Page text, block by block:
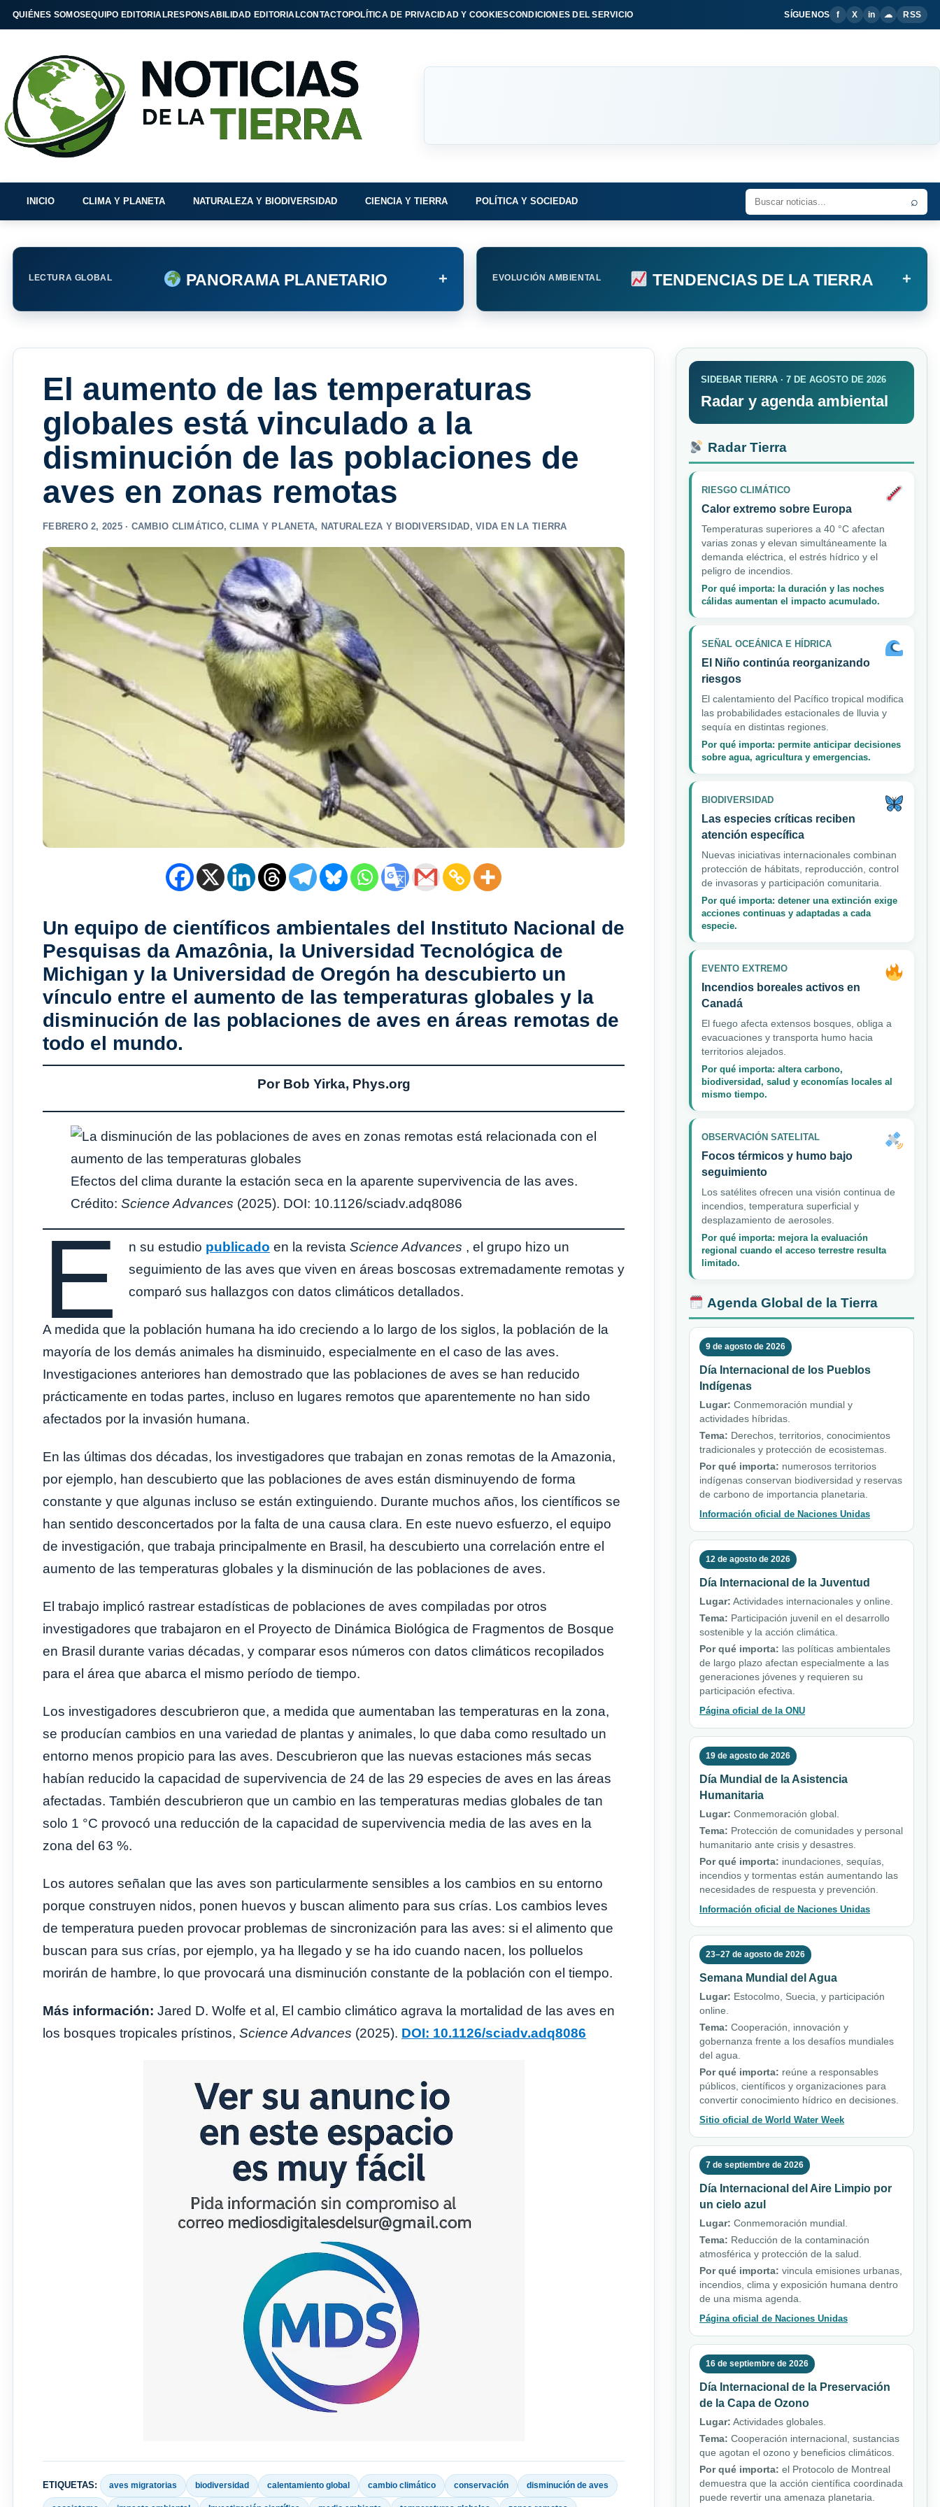
QUIÉNES SOMOSEQUIPO EDITORIALRESPONSABILIDAD EDITORIALCONTACTOPOLÍTICA DE PRIVACIDAD Y COOKIESCONDICIONES DEL SERVICIO SÍGUENOS f X in ☁ RSS
INICIO CLIMA Y PLANETA NATURALEZA Y BIODIVERSIDAD CIENCIA Y TIERRA POLÍTICA Y SOCIEDAD ⌕
LECTURA GLOBAL PANORAMA PLANETARIO + EVOLUCIÓN AMBIENTAL TENDENCIAS DE LA TIERRA +
El aumento de las temperaturas
globales está vinculado a la
disminución de las poblaciones de
aves en zonas remotas
FEBRERO 2, 2025 · CAMBIO CLIMÁTICO,CLIMA Y PLANETA, NATURALEZA Y BIODIVERSIDAD,VIDA EN LA TIERRA
Un equipo de científicos ambientales del Instituto Nacional de
Pesquisas da Amazônia, la Universidad Tecnológica de
Michigan y la Universidad de Oregón ha descubierto un
vínculo entre el aumento de las temperaturas globales y la
disminución de las poblaciones de aves en áreas remotas de
todo el mundo.
Por Bob Yirka, Phys.org
Efectos del clima durante la estación seca en la aparente supervivencia de las aves.
Crédito: Science Advances (2025). DOI: 10.1126/sciadv.adq8086
E n su estudio publicado en la revista Science Advances , el grupo hizo un
seguimiento de las aves que viven en áreas boscosas extremadamente remotas y
comparó sus hallazgos con datos climáticos detallados.
A medida que la población humana ha ido creciendo a lo largo de los siglos, la población de la
mayoría de los demás animales ha disminuido, especialmente en el caso de las aves.
Investigaciones anteriores han demostrado que las poblaciones de aves se han reducido
prácticamente en todas partes, incluso en lugares remotos que aparentemente no han sido
afectados por la invasión humana.
En las últimas dos décadas, los investigadores que trabajan en zonas remotas de la Amazonia,
por ejemplo, han descubierto que las poblaciones de aves están disminuyendo de forma
constante y que algunas incluso se están extinguiendo. Durante muchos años, los científicos se
han sentido desconcertados por la falta de una causa clara. En este nuevo esfuerzo, el equipo
de investigación, que trabaja principalmente en Brasil, ha descubierto una correlación entre el
aumento de las temperaturas globales y la disminución de las poblaciones de aves.
El trabajo implicó rastrear estadísticas de poblaciones de aves compiladas por otros
investigadores que trabajaron en el Proyecto de Dinámica Biológica de Fragmentos de Bosque
en Brasil durante varias décadas, y comparar esos números con datos climáticos recopilados
para el área que abarca el mismo período de tiempo.
Los investigadores descubrieron que, a medida que aumentaban las temperaturas en la zona,
se producían cambios en una variedad de plantas y animales, lo que daba como resultado un
entorno menos propicio para las aves. Descubrieron que las nuevas estaciones más secas
habían reducido la capacidad de supervivencia de 24 de las 29 especies de aves en las áreas
afectadas. También descubrieron que un cambio en las temperaturas medias globales de tan
solo 1 °C provocó una reducción de la capacidad de supervivencia media de las aves en la
zona del 63 %.
Los autores señalan que las aves son particularmente sensibles a los cambios en su entorno
porque construyen nidos, ponen huevos y buscan alimento para sus crías. Los cambios leves
de temperatura pueden provocar problemas de sincronización para las aves: si el alimento que
buscan para sus crías, por ejemplo, ya ha llegado y se ha ido cuando nacen, los polluelos
morirán de hambre, lo que provocará una disminución constante de la población con el tiempo.
Más información: Jared D. Wolfe et al, El cambio climático agrava la mortalidad de las aves en
los bosques tropicales prístinos, Science Advances (2025). DOI: 10.1126/sciadv.adq8086
ETIQUETAS: aves migratorias biodiversidad calentamiento global cambio climático conservación disminución de aves
SIDEBAR TIERRA · 7 DE AGOSTO DE 2026
Radar y agenda ambiental
Radar Tierra
RIESGO CLIMÁTICO
Calor extremo sobre Europa
Temperaturas superiores a 40 °C afectan
varias zonas y elevan simultáneamente la
demanda eléctrica, el estrés hídrico y el
peligro de incendios.
Por qué importa: la duración y las noches
cálidas aumentan el impacto acumulado.
SEÑAL OCEÁNICA E HÍDRICA
El Niño continúa reorganizando
riesgos
El calentamiento del Pacífico tropical modifica
las probabilidades estacionales de lluvia y
sequía en distintas regiones.
Por qué importa: permite anticipar decisiones
sobre agua, agricultura y emergencias.
BIODIVERSIDAD
Las especies críticas reciben
atención específica
Nuevas iniciativas internacionales combinan
protección de hábitats, reproducción, control
de invasoras y participación comunitaria.
Por qué importa: detener una extinción exige
acciones continuas y adaptadas a cada
especie.
EVENTO EXTREMO
Incendios boreales activos en
Canadá
El fuego afecta extensos bosques, obliga a
evacuaciones y transporta humo hacia
territorios alejados.
Por qué importa: altera carbono,
biodiversidad, salud y economías locales al
mismo tiempo.
OBSERVACIÓN SATELITAL
Focos térmicos y humo bajo
seguimiento
Los satélites ofrecen una visión continua de
incendios, temperatura superficial y
desplazamiento de aerosoles.
Por qué importa: mejora la evaluación
regional cuando el acceso terrestre resulta
limitado.
Agenda Global de la Tierra
9 de agosto de 2026
Día Internacional de los Pueblos
Indígenas
Lugar: Conmemoración mundial y
actividades híbridas.
Tema: Derechos, territorios, conocimientos
tradicionales y protección de ecosistemas.
Por qué importa: numerosos territorios
indígenas conservan biodiversidad y reservas
de carbono de importancia planetaria.
Información oficial de Naciones Unidas
12 de agosto de 2026
Día Internacional de la Juventud
Lugar: Actividades internacionales y online.
Tema: Participación juvenil en el desarrollo
sostenible y la acción climática.
Por qué importa: las políticas ambientales
de largo plazo afectan especialmente a las
generaciones jóvenes y requieren su
participación efectiva.
Página oficial de la ONU
19 de agosto de 2026
Día Mundial de la Asistencia
Humanitaria
Lugar: Conmemoración global.
Tema: Protección de comunidades y personal
humanitario ante crisis y desastres.
Por qué importa: inundaciones, sequías,
incendios y tormentas están aumentando las
necesidades de respuesta y prevención.
Información oficial de Naciones Unidas
23–27 de agosto de 2026
Semana Mundial del Agua
Lugar: Estocolmo, Suecia, y participación
online.
Tema: Cooperación, innovación y
gobernanza frente a los desafíos mundiales
del agua.
Por qué importa: reúne a responsables
públicos, científicos y organizaciones para
convertir conocimiento hídrico en decisiones.
Sitio oficial de World Water Week
7 de septiembre de 2026
Día Internacional del Aire Limpio por
un cielo azul
Lugar: Conmemoración mundial.
Tema: Reducción de la contaminación
atmosférica y protección de la salud.
Por qué importa: vincula emisiones urbanas,
incendios, clima y exposición humana dentro
de una misma agenda.
Página oficial de Naciones Unidas
16 de septiembre de 2026
Día Internacional de la Preservación
de la Capa de Ozono
Lugar: Actividades globales.
Tema: Cooperación internacional, sustancias
que agotan el ozono y beneficios climáticos.
Por qué importa: el Protocolo de Montreal
demuestra que la acción científica coordinada
puede revertir una amenaza planetaria.